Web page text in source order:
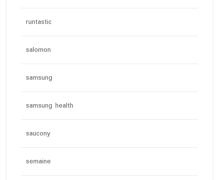
runtastic
salomon
samsung
samsung health
saucony
semaine